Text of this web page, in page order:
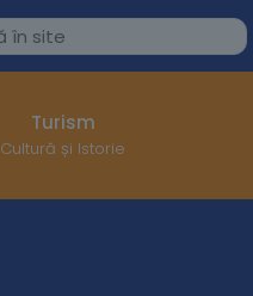
Turism
Cultură și Istorie